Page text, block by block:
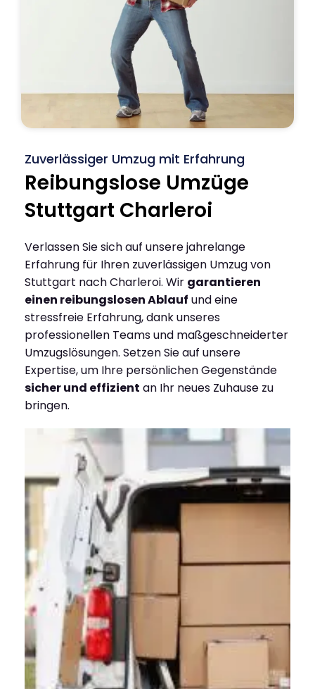
Zuverlässiger Umzug mit Erfahrung
Reibungslose Umzüge
Stuttgart Charleroi
Verlassen Sie sich auf unsere jahrelange
Erfahrung für Ihren zuverlässigen Umzug von
Stuttgart nach Charleroi. Wir garantieren
einen reibungslosen Ablauf und eine
stressfreie Erfahrung, dank unseres
professionellen Teams und maßgeschneiderter
Umzugslösungen. Setzen Sie auf unsere
Expertise, um Ihre persönlichen Gegenstände
sicher und effizient an Ihr neues Zuhause zu
bringen.